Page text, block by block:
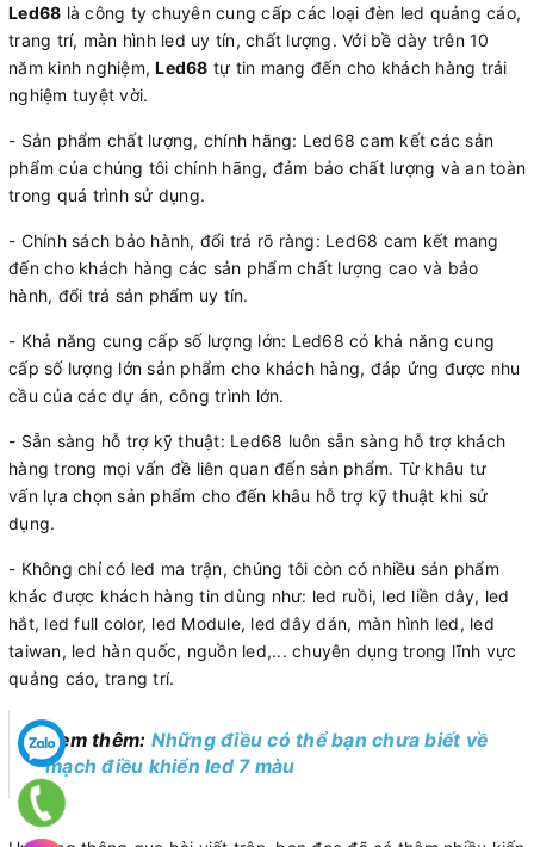
Led68 là công ty chuyên cung cấp các loại đèn led quảng cáo,
trang trí, màn hình led uy tín, chất lượng. Với bề dày trên 10
năm kinh nghiệm,Led68 tự tin mang đến cho khách hàng trải
nghiệm tuyệt vời.
- Sản phẩm chất lượng, chính hãng: Led68 cam kết các sản
phẩm của chúng tôi chính hãng, đảm bảo chất lượng và an toàn
trong quá trình sử dụng.
- Chính sách bảo hành, đổi trả rõ ràng: Led68 cam kết mang
đến cho khách hàng các sản phẩm chất lượng cao và bảo
hành, đổi trả sản phẩm uy tín.
- Khả năng cung cấp số lượng lớn: Led68 có khả năng cung
cấp số lượng lớn sản phẩm cho khách hàng, đáp ứng được nhu
cầu của các dự án, công trình lớn.
- Sẵn sàng hỗ trợ kỹ thuật: Led68 luôn sẵn sàng hỗ trợ khách
hàng trong mọi vấn đề liên quan đến sản phẩm. Từ khâu tư
vấn lựa chọn sản phẩm cho đến khâu hỗ trợ kỹ thuật khi sử
dụng.
- Không chỉ có led ma trận, chúng tôi còn có nhiều sản phẩm
khác được khách hàng tin dùng như: led ruồi, led liền dây, led
hắt, led full color, led Module, led dây dán, màn hình led, led
taiwan, led hàn quốc, nguồn led,... chuyên dụng trong lĩnh vực
quảng cáo, trang trí.
Xem thêm: Những điều có thể bạn chưa biết về
mạch điều khiển led 7 màu